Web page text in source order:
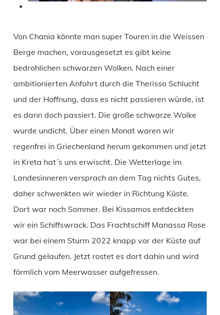
Von Chania könnte man super Touren in die Weissen
Berge machen, vorausgesetzt es gibt keine
bedrohlichen schwarzen Wolken. Nach einer
ambitionierten Anfahrt durch die Therisso Schlucht
und der Hoffnung, dass es nicht passieren würde, ist
es dann doch passiert. Die große schwarze Wolke
wurde undicht. Über einen Monat waren wir
regenfrei in Griechenland herum gekommen und jetzt
in Kreta hat´s uns erwischt. Die Wetterlage im
Landesinneren versprach an dem Tag nichts Gutes,
daher schwenkten wir wieder in Richtung Küste.
Dort war noch Sommer. Bei Kissamos entdeckten
wir ein Schiffswrack. Das Frachtschiff Manassa Rose
war bei einem Sturm 2022 knapp vor der Küste auf
Grund gelaufen. Jetzt rostet es dort dahin und wird
förmlich vom Meerwasser aufgefressen.